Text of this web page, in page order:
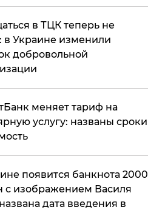
в ТЦК теперь не
в Украине изменили
добровольной
меняет тариф на
услугу: названы сроки
появится банкнота 2000
с изображением Василя
дата введения в